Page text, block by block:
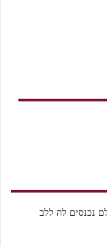
נכנסים לה ללב